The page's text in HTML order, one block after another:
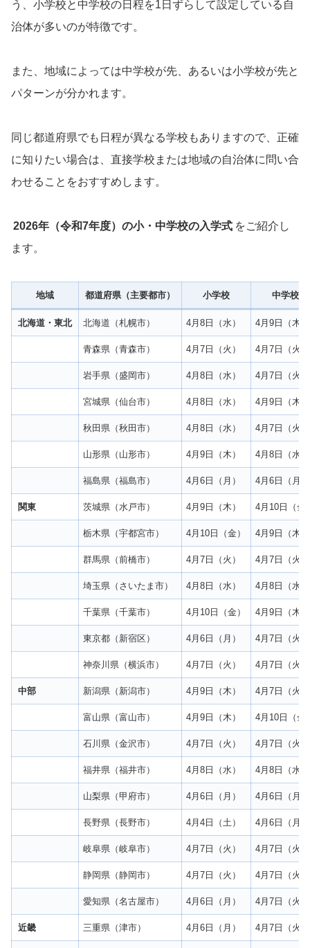
う、小学校と中学校の日程を1日ずらして設定している自
治体が多いのが特徴です。
また、地域によっては中学校が先、あるいは小学校が先と
パターンが分かれます。
同じ都道府県でも日程が異なる学校もありますので、正確
に知りたい場合は、直接学校または地域の自治体に問い合
わせることをおすすめします。
2026年（令和7年度）の小・中学校の入学式 をご紹介し
ます。
地域 都道府県（主要都市） 小学校 中学校
北海道・東北 北海道（札幌市） 4月8日（水） 4月9日（木）
青森県（青森市） 4月7日（火） 4月7日（火）
岩手県（盛岡市） 4月8日（水） 4月7日（火）
宮城県（仙台市） 4月8日（水） 4月9日（木）
秋田県（秋田市） 4月8日（水） 4月7日（火）
山形県（山形市） 4月9日（木） 4月8日（水）
福島県（福島市） 4月6日（月） 4月6日（月）
関東 茨城県（水戸市） 4月9日（木） 4月10日（金
栃木県（宇都宮市） 4月10日（金） 4月9日（木）
群馬県（前橋市） 4月7日（火） 4月7日（火）
埼玉県（さいたま市） 4月8日（水） 4月8日（水）
千葉県（千葉市） 4月10日（金） 4月9日（木）
東京都（新宿区） 4月6日（月） 4月7日（火）
神奈川県（横浜市） 4月7日（火） 4月7日（火）
中部 新潟県（新潟市） 4月9日（木） 4月7日（火）
富山県（富山市） 4月9日（木） 4月10日（金
石川県（金沢市） 4月7日（火） 4月7日（火）
福井県（福井市） 4月8日（水） 4月8日（水）
山梨県（甲府市） 4月6日（月） 4月6日（月）
長野県（長野市） 4月4日（土） 4月6日（月）
岐阜県（岐阜市） 4月7日（火） 4月7日（火）
静岡県（静岡市） 4月7日（火） 4月7日（火）
愛知県（名古屋市） 4月6日（月） 4月7日（火）
近畿 三重県（津市） 4月6日（月） 4月7日（火）